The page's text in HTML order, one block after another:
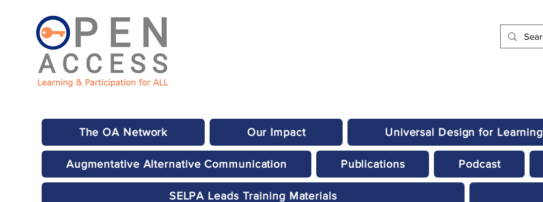
The OA Network Our Impact Universal Design for Learning
Augmentative Alternative Communication Publications Podcast
SELPA Leads Training Materials